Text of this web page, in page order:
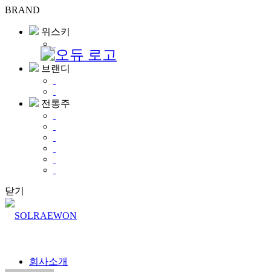
BRAND
위스키
브랜디
전통주
닫기
회사소개